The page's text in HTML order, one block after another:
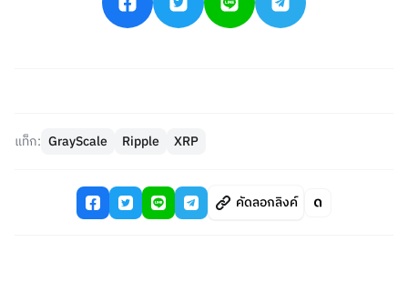
แท็ก: GrayScale Ripple XRP
คัดลอกลิงค์